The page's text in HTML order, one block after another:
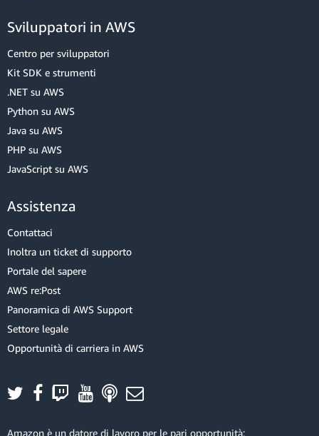
Sviluppatori in AWS
Centro per sviluppatori
Kit SDK e strumenti
.NET su AWS
Python su AWS
Java su AWS
PHP su AWS
JavaScript su AWS
Assistenza
Contattaci
Inoltra un ticket di supporto
Portale del sapere
AWS re:Post
Panoramica di AWS Support
Settore legale
Opportunità di carriera in AWS
Amazon è un datore di lavoro per le pari opportunità: